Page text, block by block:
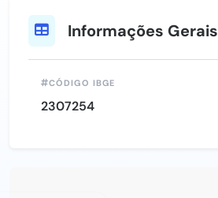
Informações Gerais
CÓDIGO IBGE
2307254